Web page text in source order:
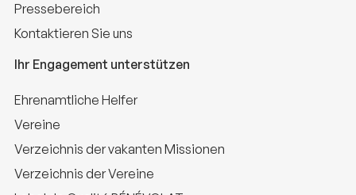
Pressebereich
Kontaktieren Sie uns
Ihr Engagement unterstützen
Ehrenamtliche Helfer
Vereine
Verzeichnis der vakanten Missionen
Verzeichnis der Vereine